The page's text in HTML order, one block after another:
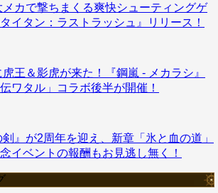
メカで撃ちまくる爽快シューティングゲ
イタン：ラストラッシュ』リリース！
王＆影虎が来た！『鋼嵐 - メカラシ』
ワタル」コラボ後半が開催！
剣』が2周年を迎え、新章「氷と血の道」
イベントの報酬もお見逃し無く！